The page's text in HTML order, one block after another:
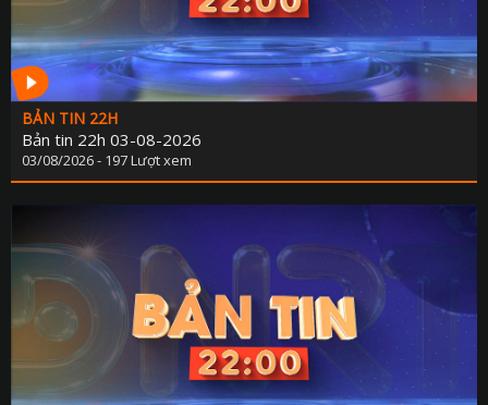
TIẾNG DÂN TỘC THIỂU
DÂN TỘC VÀ MIỀN NÚI TIẾNG CƠ
CHUYÊN MỤC THÔNG BÁO - QUẢNG
BẢNG GIÁ QUẢNG
ĐẤU THẦU, MUA SẮM
KẾ HOẠCH PHÁT TRIỂN
LỊCH CƠ
THÔNG BÁO - TUYỂN
BẢN TIN 22H
Bản tin 22h 03-08-2026
03/08/2026 - 197 Lượt xem